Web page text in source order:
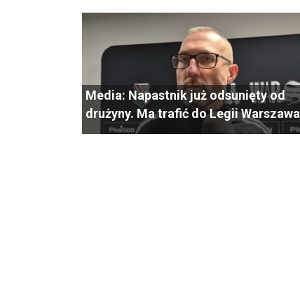
Media: Napastnik już odsunięty od
drużyny. Ma trafić do Legii Warszawa